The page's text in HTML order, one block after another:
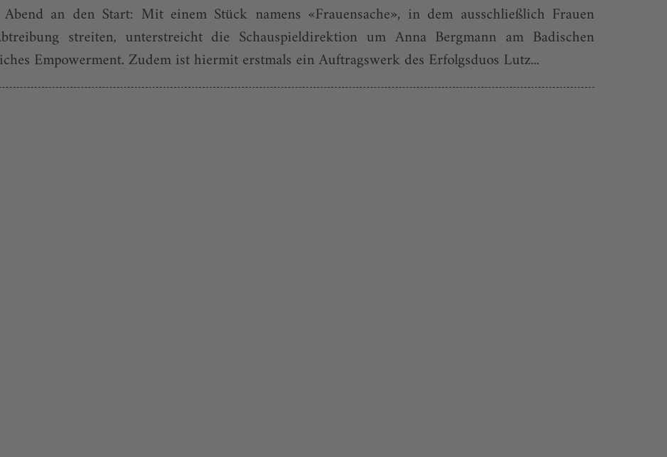
an den Start: Mit einem Stück namens «Frauensache», in dem ausschließlich Frauen
streiten, unterstreicht die Schauspieldirektion um Anna Bergmann am Badischen
Empowerment. Zudem ist hiermit erstmals ein Auftragswerk des Erfolgsduos Lutz...